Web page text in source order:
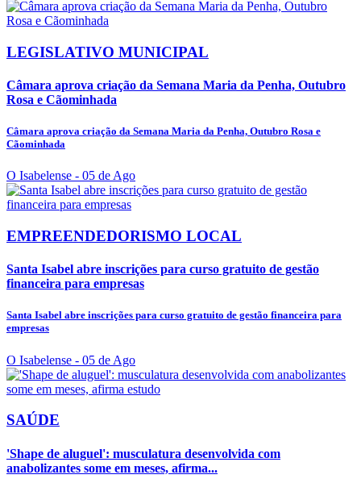
LEGISLATIVO MUNICIPAL
Câmara aprova criação da Semana Maria da Penha, Outubro
Rosa e Cãominhada
Câmara aprova criação da Semana Maria da Penha, Outubro Rosa e
Cãominhada
O Isabelense - 05 de Ago
EMPREENDEDORISMO LOCAL
Santa Isabel abre inscrições para curso gratuito de gestão
financeira para empresas
Santa Isabel abre inscrições para curso gratuito de gestão financeira para
empresas
O Isabelense - 05 de Ago
SAÚDE
'Shape de aluguel': musculatura desenvolvida com
anabolizantes some em meses, afirma...